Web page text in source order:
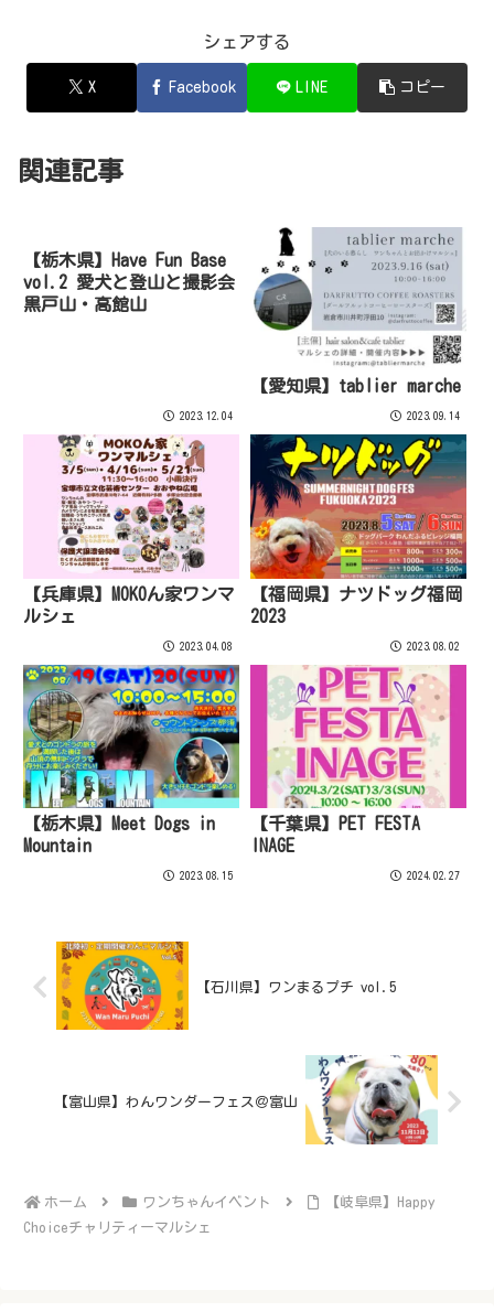
シェアする
X Facebook LINE コピー
関連記事
【栃木県】Have Fun Base
vol.2 愛犬と登山と撮影会
黒戸山・高館山
2023.12.04
【愛知県】tablier marche
2023.09.14
【兵庫県】MOKOん家ワンマ
ルシェ
2023.04.08
【福岡県】ナツドッグ福岡
2023
2023.08.02
【栃木県】Meet Dogs in
Mountain
2023.08.15
【千葉県】PET FESTA
INAGE
2024.02.27
【石川県】ワンまるプチ vol.5
【富山県】わんワンダーフェス＠富山
ホーム ワンちゃんイベント
【岐阜県】Happy
Choiceチャリティーマルシェ